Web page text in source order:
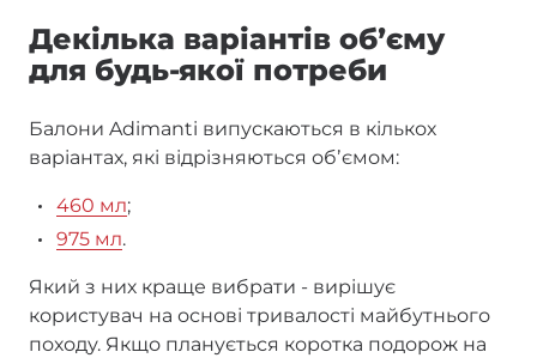
Декілька варіантів обʼєму
для будь-якої потреби
Балони Adimanti випускаються в кількох
варіантах, які відрізняються обʼємом:
460 мл;
975 мл.
Який з них краще вибрати - вирішує
користувач на основі тривалості майбутнього
походу. Якщо планується коротка подорож на